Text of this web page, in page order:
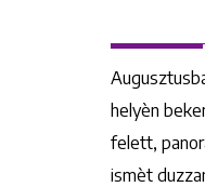
helyèn
felett,
ismèt